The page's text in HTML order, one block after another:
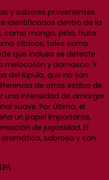
y sabores provenientes
identificados dentro de la
como mango, piña, fruta
cítricos, tales como
que incluso se detecte
melocotón y damasco. Y
del lúpulo, que no son
de otros estilos de
una intensidad de amargor
suave. Por último, el
un papel importante,
de jugosidad. El
sabrosa y con